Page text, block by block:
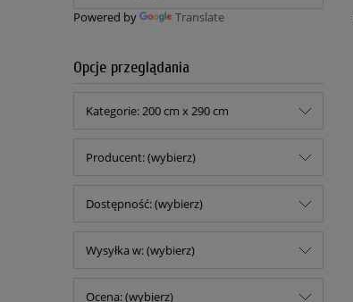
Powered by Translate
Opcje przeglądania
Kategorie: 200 cm x 290 cm
Producent: (wybierz)
Dostępność: (wybierz)
Wysyłka w: (wybierz)
Ocena: (wybierz)